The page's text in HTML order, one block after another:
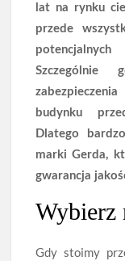
lat na rynku
przede
budynku
Dlatego
marki Gerda,
gwarancja
Wybierz
Gdy stoimy